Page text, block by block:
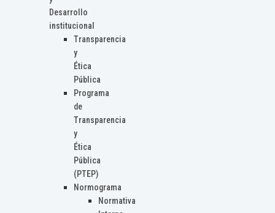
Desarrollo
institucional
Transparencia
y
Ética
Pública
Programa
de
Transparencia
y
Ética
Pública
(PTEP)
Normograma
Normativa